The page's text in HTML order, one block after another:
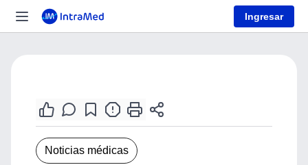
Ingresar
Noticias médicas